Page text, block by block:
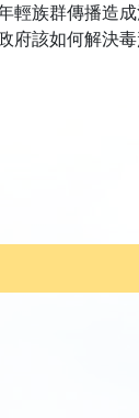
輕族群傳播造
府該如何解決毒